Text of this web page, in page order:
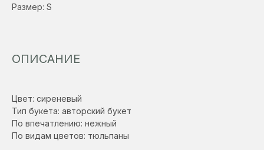
Размер: S
ОПИСАНИЕ
Цвет: сиреневый
Тип букета: авторский букет
По впечатлению: нежный
По видам цветов: тюльпаны